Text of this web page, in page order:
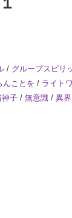
/ グループスピリ
んことを / ライト
神子 / 無意識 / 異界